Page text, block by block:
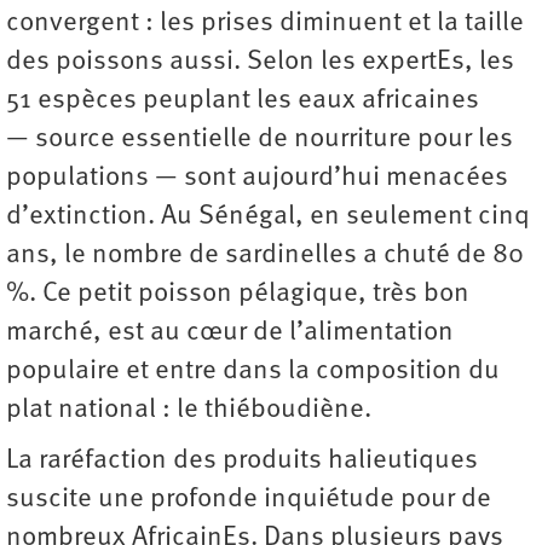
convergent : les prises diminuent et la taille
des poissons aussi. Selon les expertEs, les
51 espèces peuplant les eaux africaines
— source essentielle de nourriture pour les
populations — sont aujourd’hui menacées
d’extinction. Au Sénégal, en seulement cinq
ans, le nombre de sardinelles a chuté de 80
%. Ce petit poisson pélagique, très bon
marché, est au cœur de l’alimentation
populaire et entre dans la composition du
plat national : le thiéboudiène.
La raréfaction des produits halieutiques
suscite une profonde inquiétude pour de
nombreux AfricainEs. Dans plusieurs pays